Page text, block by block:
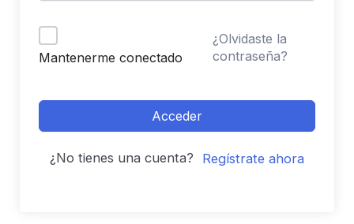
Mantenerme conectado
¿Olvidaste la
contraseña?
Acceder
¿No tienes una cuenta? Regístrate ahora